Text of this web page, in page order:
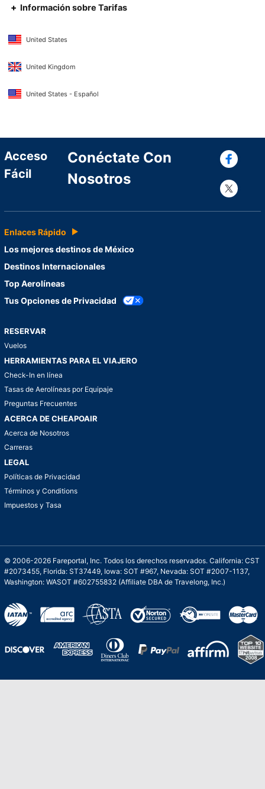
Información sobre Tarifas
United States
United Kingdom
United States - Español
Acceso
Fácil
Conéctate Con
Nosotros
Enlaces Rápido
Los mejores destinos de México
Destinos Internacionales
Top Aerolíneas
Tus Opciones de Privacidad
RESERVAR
Vuelos
HERRAMIENTAS PARA EL VIAJERO
Check-In en línea
Tasas de Aerolíneas por Equipaje
Preguntas Frecuentes
ACERCA DE CHEAPOAIR
Acerca de Nosotros
Carreras
LEGAL
Políticas de Privacidad
Términos y Conditions
Impuestos y Tasa
© 2006-2026 Fareportal, Inc. Todos los derechos reservados. California: CST
#2073455, Florida: ST37449, Iowa: SOT #967, Nevada: SOT #2007-1137,
Washington: WASOT #602755832 (Affiliate DBA de Travelong, Inc.)